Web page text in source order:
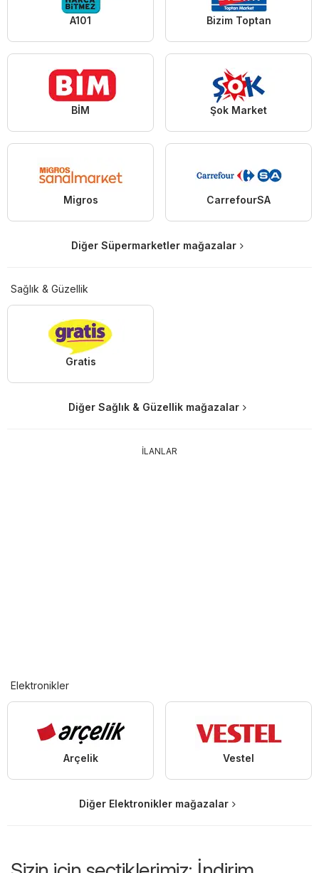
A101 Bizim Toptan
BİM Şok Market
Migros CarrefourSA
Diğer Süpermarketler mağazalar
Sağlık & Güzellik
Gratis
Diğer Sağlık & Güzellik mağazalar
İLANLAR
Elektronikler
Arçelik Vestel
Diğer Elektronikler mağazalar